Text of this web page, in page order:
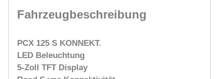
Fahrzeugbeschreibung
PCX 125 S KONNEKT.
LED Beleuchtung
5-Zoll TFT Display